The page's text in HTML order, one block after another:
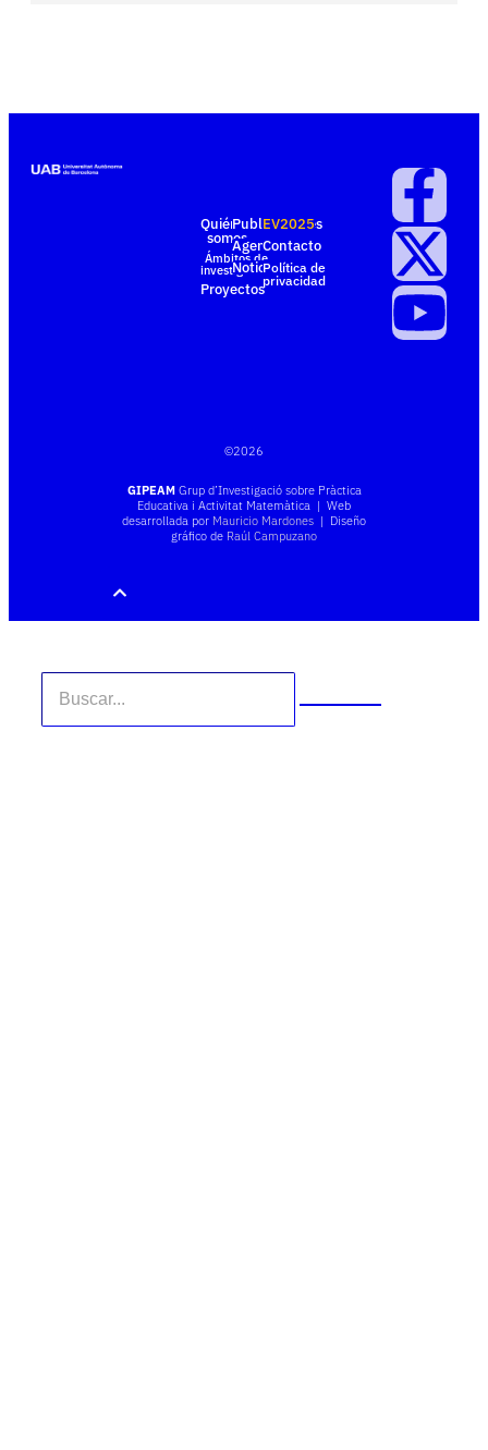
Quiénes
somos
Ámbitos de
investigación
Proyectos
Publicaciones
Agenda
Noticias
EV2025
Contacto
Política de
privacidad
©2026
GIPEAMGrup d’Investigació sobre Pràctica
Educativa i Activitat Matemàtica | Web
desarrollada por Mauricio Mardones | Diseño
gráfico de Raúl Campuzano